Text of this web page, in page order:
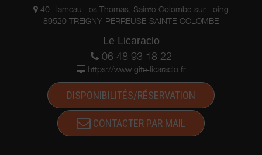
40 Hameau Les Thomas, Sainte-Colombe-sur-Loing
89520 TREIGNY-PERREUSE-SAINTE-COLOMBE
Le Licaraclo
06 48 93 18 22
https://www.gite-licaraclo.fr
DISPONIBILITÉS/RÉSERVATION
CONTACTER PAR MAIL